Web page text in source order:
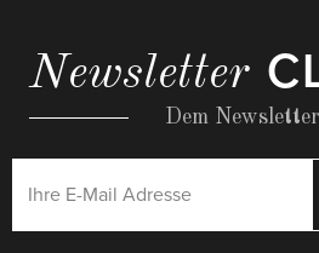
Newsletter
Dem